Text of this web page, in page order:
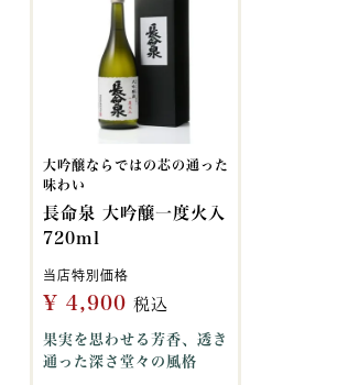
大吟醸ならではの芯の通った
味わい
長命泉 大吟醸一度火入
720ml
当店特別価格
¥ 4,900 税込
果実を思わせる芳香、透き
通った深さ堂々の風格